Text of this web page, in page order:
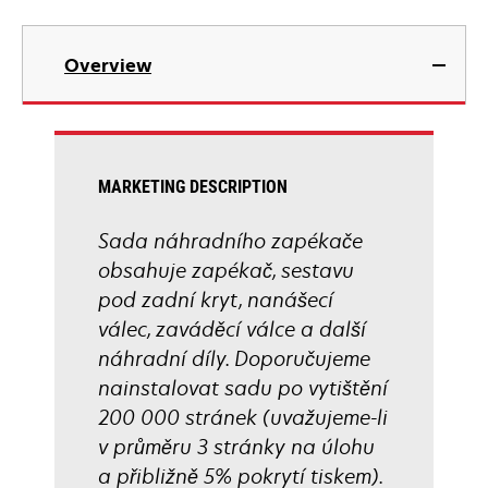
Overview
MARKETING DESCRIPTION
Sada náhradního zapékače
obsahuje zapékač, sestavu
pod zadní kryt, nanášecí
válec, zaváděcí válce a další
náhradní díly. Doporučujeme
nainstalovat sadu po vytištění
200 000 stránek (uvažujeme-li
v průměru 3 stránky na úlohu
a přibližně 5% pokrytí tiskem).